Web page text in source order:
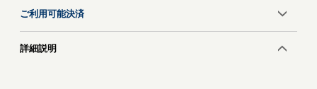
ご利用可能決済
詳細説明